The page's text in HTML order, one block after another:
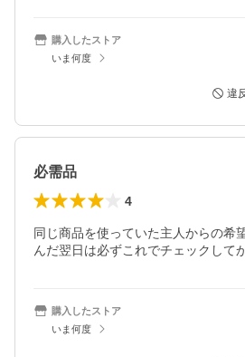
購入したストア
いま何度
違
必需品
4
同じ商品を使っていた主人からの希
んだ翌日は必ずこれでチェックして
購入したストア
いま何度